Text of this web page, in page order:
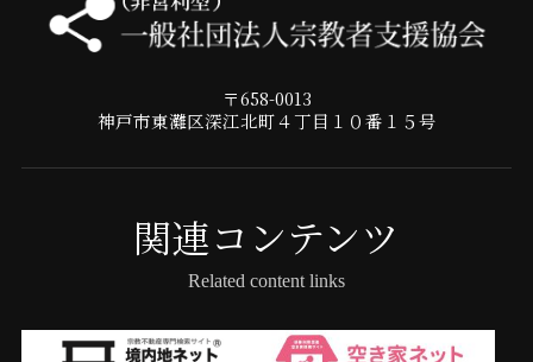
〒658-0013
神戸市東灘区深江北町４丁目１０番１５号
関連コンテンツ
Related content links